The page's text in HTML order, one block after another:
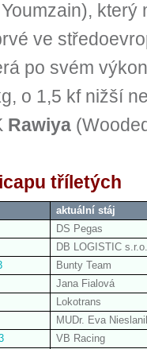
který
ve
po svém
o 1,5 kf nižší
Rawiya
tříletých
aktuální stáj
DS Pegas
DB LOGISTIC s.r.o.
Bunty Team
Jana Fialová
Lokotrans
MUDr. Eva
VB Racing